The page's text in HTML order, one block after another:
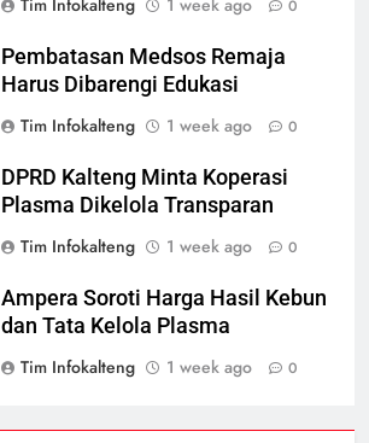
0
Pembatasan Medsos Remaja
Harus Dibarengi Edukasi
Tim Infokalteng
1 week ago 0
DPRD Kalteng Minta Koperasi
Plasma Dikelola Transparan
Tim Infokalteng
1 week ago 0
Ampera Soroti Harga Hasil Kebun
dan Tata Kelola Plasma
Tim Infokalteng
1 week ago 0